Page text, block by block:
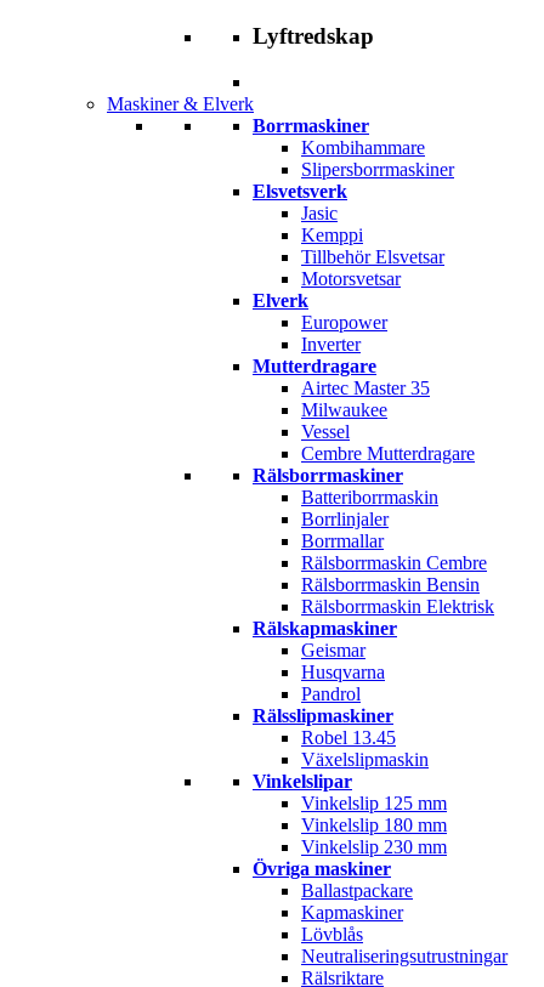
Lyftredskap
Maskiner & Elverk
Borrmaskiner
Kombihammare
Slipersborrmaskiner
Elsvetsverk
Jasic
Kemppi
Tillbehör Elsvetsar
Motorsvetsar
Elverk
Europower
Inverter
Mutterdragare
Airtec Master 35
Milwaukee
Vessel
Cembre Mutterdragare
Rälsborrmaskiner
Batteriborrmaskin
Borrlinjaler
Borrmallar
Rälsborrmaskin Cembre
Rälsborrmaskin Bensin
Rälsborrmaskin Elektrisk
Rälskapmaskiner
Geismar
Husqvarna
Pandrol
Rälsslipmaskiner
Robel 13.45
Växelslipmaskin
Vinkelslipar
Vinkelslip 125 mm
Vinkelslip 180 mm
Vinkelslip 230 mm
Övriga maskiner
Ballastpackare
Kapmaskiner
Lövblås
Neutraliseringsutrustningar
Rälsriktare